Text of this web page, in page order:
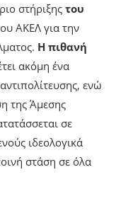
στήριξης του
ΑΚΕΛ για την
Η πιθανή
ακόμη ένα
ενώ
της Άμεσης
σε
ιδεολογικά
στάση σε όλα